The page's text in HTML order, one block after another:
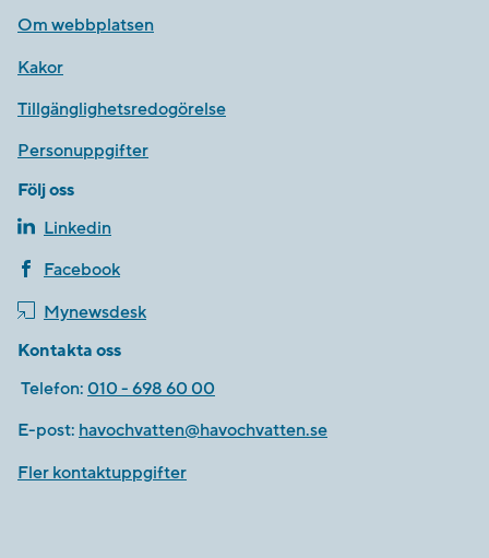
Om webbplatsen
Kakor
Tillgänglighetsredogörelse
Personuppgifter
Följ oss
Linkedin
Facebook
Mynewsdesk
Kontakta oss
Telefon: 010 - 698 60 00
E-post: havochvatten@havochvatten.se
Fler kontaktuppgifter